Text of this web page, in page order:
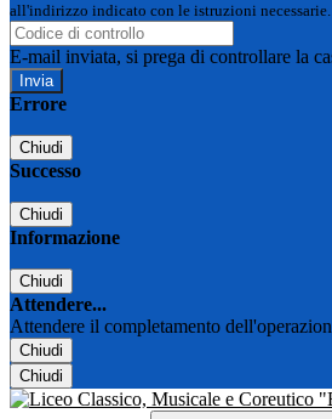
all'indirizzo indicato con le istruzioni necessarie.
E-mail inviata, si prega di controllare la
Errore
Chiudi
Successo
Chiudi
Informazione
Chiudi
Attendere...
Attendere il completamento
Chiudi
Chiudi